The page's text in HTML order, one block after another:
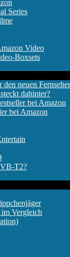
Series
Video
Boxsets
neuen
dahinter?
bei Amazon
bei Amazon
T2?
Vergleich